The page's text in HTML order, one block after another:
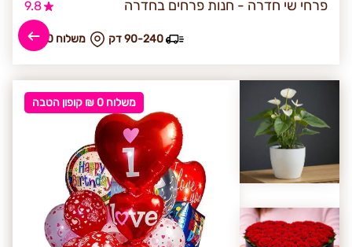
פרחי שי חדרה - חנות פרחים בחדרה 9.8
₪ משלוח 30 90-240 דק
משלוח 0 ₪ קופון הטבה